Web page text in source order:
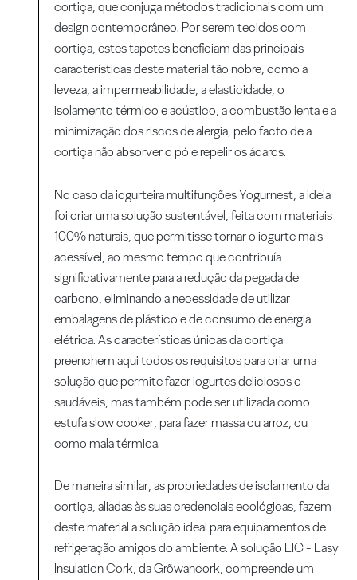
cortiça, que conjuga métodos tradicionais com um
design contemporâneo. Por serem tecidos com
cortiça, estes tapetes beneficiam das principais
características deste material tão nobre, como a
leveza, a impermeabilidade, a elasticidade, o
isolamento térmico e acústico, a combustão lenta e a
minimização dos riscos de alergia, pelo facto de a
cortiça não absorver o pó e repelir os ácaros.
No caso da iogurteira multifunções Yogurnest, a ideia
foi criar uma solução sustentável, feita com materiais
100% naturais, que permitisse tornar o iogurte mais
acessível, ao mesmo tempo que contribuía
significativamente para a redução da pegada de
carbono, eliminando a necessidade de utilizar
embalagens de plástico e de consumo de energia
elétrica. As características únicas da cortiça
preenchem aqui todos os requisitos para criar uma
solução que permite fazer iogurtes deliciosos e
saudáveis, mas também pode ser utilizada como
estufa slow cooker, para fazer massa ou arroz, ou
como mala térmica.
De maneira similar, as propriedades de isolamento da
cortiça, aliadas às suas credenciais ecológicas, fazem
deste material a solução ideal para equipamentos de
refrigeração amigos do ambiente. A solução EIC - Easy
Insulation Cork, da Grõwancork, compreende um